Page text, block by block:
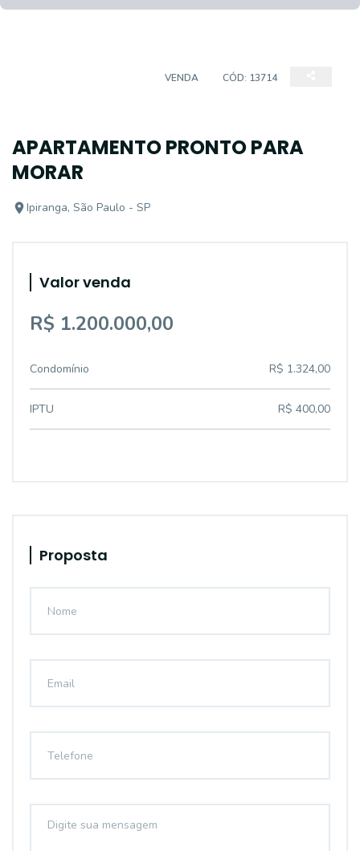
VENDA CÓD: 13714
APARTAMENTO PRONTO PARA
MORAR
Ipiranga, São Paulo - SP
Valor venda
R$ 1.200.000,00
Condomínio R$ 1.324,00
IPTU R$ 400,00
Proposta